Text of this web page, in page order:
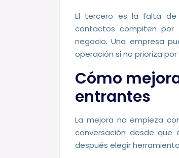
El tercero es la falta de
contactos compiten por
negocio. Una empresa
operación si no prioriza
Cómo
entrantes
La mejora no empieza
conversación desde que
después elegir